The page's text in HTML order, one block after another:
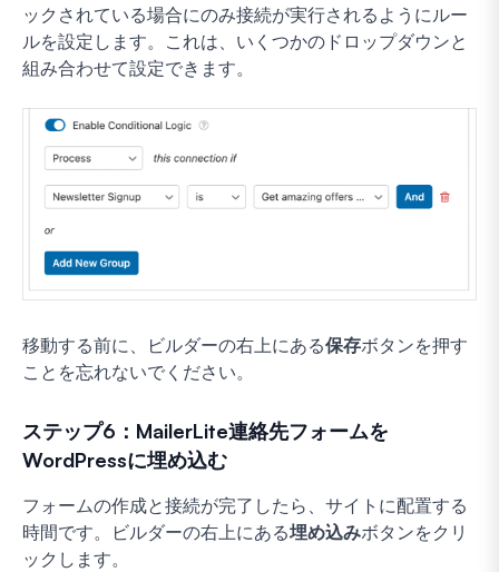
ックされている場合にのみ接続が実行されるようにルー
ルを設定します。これは、いくつかのドロップダウンと
組み合わせて設定できます。
移動する前に、ビルダーの右上にある保存ボタンを押す
ことを忘れないでください。
ステップ6：MailerLite連絡先フォームを
WordPressに埋め込む
フォームの作成と接続が完了したら、サイトに配置する
時間です。ビルダーの右上にある埋め込みボタンをクリ
ックします。